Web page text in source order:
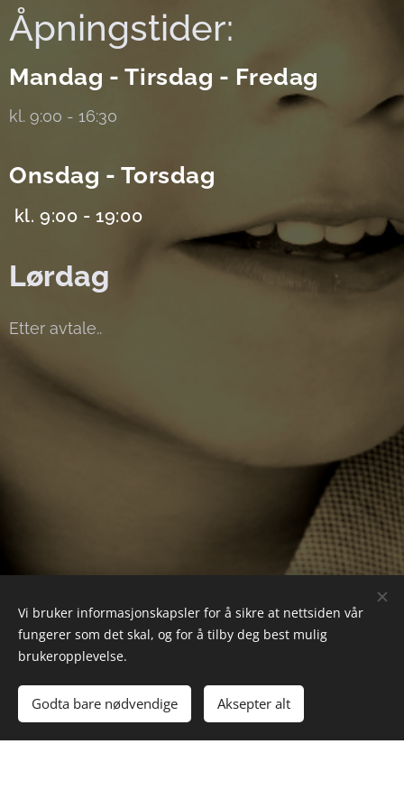
Åpningstider:
Mandag - Tirsdag - Fredag
kl. 9:00 - 16:30
Onsdag - Torsdag
kl. 9:00 - 19:00
Lørdag
Etter avtale..
Vi bruker informasjonskapsler for å sikre at nettsiden vår
fungerer som det skal, og for å tilby deg best mulig
brukeropplevelse.
Godta bare nødvendige Aksepter alt